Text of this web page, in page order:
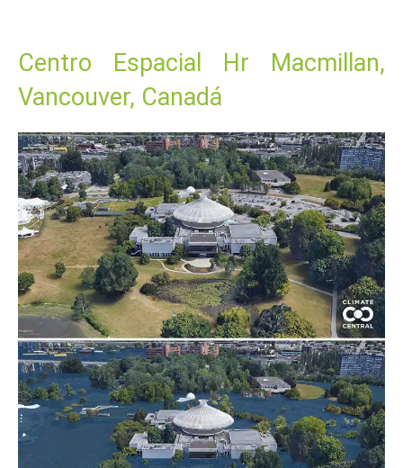
Centro Espacial Hr Macmillan,
Vancouver, Canadá